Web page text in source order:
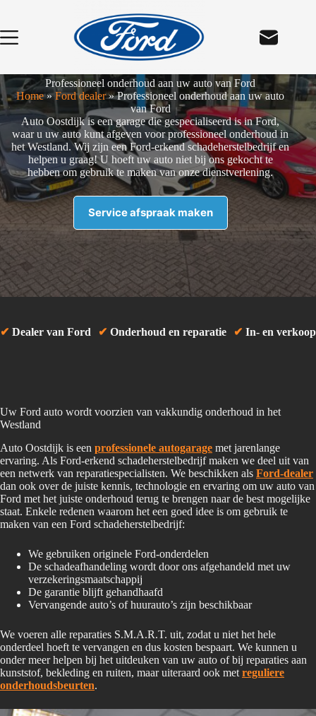
de
inhoud
Professioneel onderhoud aan uw auto van Ford
Home»Ford dealer»Professioneel onderhoud aan uw auto
van Ford
Auto Oostdijk is een garage die gespecialiseerd is in Ford,
waar u uw auto kunt afgeven voor professioneel onderhoud in
het Westland. Wij zijn een Ford-erkend schadeherstelbedrijf en
helpen u graag! U hoeft uw auto niet bij ons gekocht te
hebben om gebruik te maken van onze dienstverlening.
Service afspraak maken
✔ Dealer van Ford ✔ Onderhoud en reparatie ✔ In- en verkoop
Uw Ford auto wordt voorzien van vakkundig onderhoud in het
Westland
Auto Oostdijk is een professionele autogarage met jarenlange
ervaring. Als Ford-erkend schadeherstelbedrijf maken we deel uit van
een netwerk van reparatiespecialisten. We beschikken als Ford-dealer
dan ook over de juiste kennis, technologie en ervaring om uw auto van
Ford met het juiste onderhoud terug te brengen naar de best mogelijke
staat. Enkele redenen waarom het een goed idee is om gebruik te
maken van een Ford schadeherstelbedrijf:
We gebruiken originele Ford-onderdelen
De schadeafhandeling wordt door ons afgehandeld met uw
verzekeringsmaatschappij
De garantie blijft gehandhaafd
Vervangende auto’s of huurauto’s zijn beschikbaar
We voeren alle reparaties S.M.A.R.T. uit, zodat u niet het hele
onderdeel hoeft te vervangen en dus kosten bespaart. We kunnen u
onder meer helpen bij het uitdeuken van uw auto of bij reparaties aan
kunststof, bekleding en ruiten, maar uiteraard ook met reguliere
onderhoudsbeurten.